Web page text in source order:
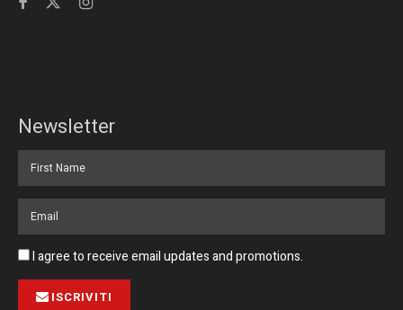
Newsletter
I agree to receive email updates and promotions.
ISCRIVITI